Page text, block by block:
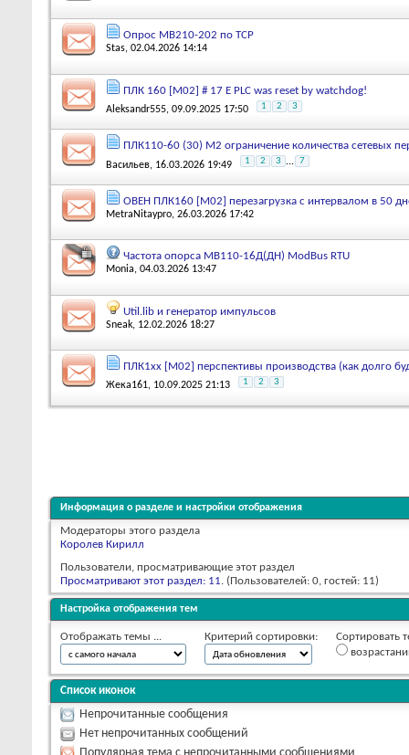
Опрос МВ210-202 по TCP
Stas, 02.04.2026 14:14
ПЛК 160 [М02] # 17 E PLC was reset by watchdog!
Aleksandr555, 09.09.2025 17:50 1 2 3
ПЛК110-60 (30) М2 ограничение количества сетевых
Васильев, 16.03.2026 19:49 1 2 3 ... 7
ОВЕН ПЛК160 [М02] перезагрузка с интервалом в 50
MetraNitaypro, 26.03.2026 17:42
Частота опорса МВ110-16Д(ДН) ModBus RTU
Monia, 04.03.2026 13:47
Util.lib и генератор импульсов
Sneak, 12.02.2026 18:27
ПЛК1хх [М02] перспективы производства (как долго
Жека161, 10.09.2025 21:13 1 2 3
Информация о разделе и настройки отображения
Модераторы этого раздела
Королев Кирилл
Пользователи, просматривающие этот раздел
Просматривают этот раздел: 11. (Пользователей: 0, гостей: 11)
Настройка отображения тем
Отображать темы ... Критерий сортировки:
Сортировать
Список иконок
Непрочитанные сообщения
Нет непрочитанных сообщений
Популярная тема с непрочитанными сообщениями